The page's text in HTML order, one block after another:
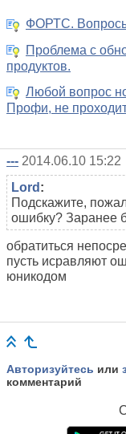
ФОРТС.
Проблема с
продуктов.
Любой вопрос
Профи, не
--- 2014.06.10 15:22
Lord :
Подскажите,
ошибку? Заранее
обратиться
пусть исравляют
юникодом
Авторизуйтесь или
комментарий